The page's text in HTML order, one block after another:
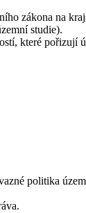
zákona na
studie).
které pořizují
politika